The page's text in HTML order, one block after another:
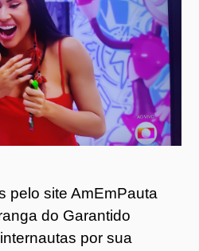
pelo site AmEmPauta
do Garantido
por sua